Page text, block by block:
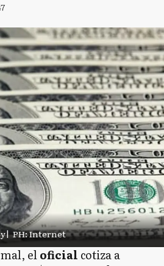
| PH: Internet
eloficial cotiza a